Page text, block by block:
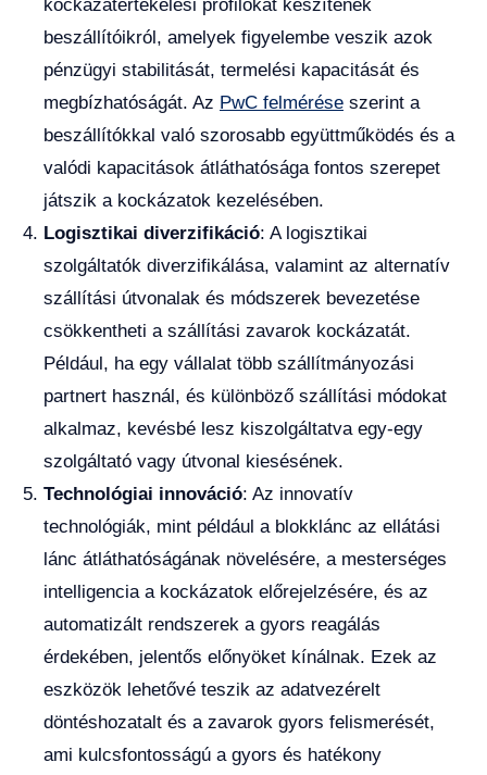
kockázatértékelési profilokat készítenek
beszállítóikról, amelyek figyelembe veszik azok
pénzügyi stabilitását, termelési kapacitását és
megbízhatóságát. Az PwC felmérése szerint a
beszállítókkal való szorosabb együttműködés és a
valódi kapacitások átláthatósága fontos szerepet
játszik a kockázatok kezelésében.
Logisztikai diverzifikáció: A logisztikai
szolgáltatók diverzifikálása, valamint az alternatív
szállítási útvonalak és módszerek bevezetése
csökkentheti a szállítási zavarok kockázatát.
Például, ha egy vállalat több szállítmányozási
partnert használ, és különböző szállítási módokat
alkalmaz, kevésbé lesz kiszolgáltatva egy-egy
szolgáltató vagy útvonal kiesésének.
Technológiai innováció: Az innovatív
technológiák, mint például a blokklánc az ellátási
lánc átláthatóságának növelésére, a mesterséges
intelligencia a kockázatok előrejelzésére, és az
automatizált rendszerek a gyors reagálás
érdekében, jelentős előnyöket kínálnak. Ezek az
eszközök lehetővé teszik az adatvezérelt
döntéshozatalt és a zavarok gyors felismerését,
ami kulcsfontosságú a gyors és hatékony